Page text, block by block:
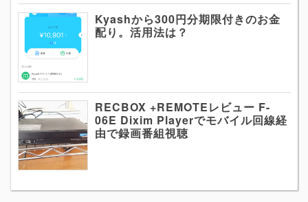
Kyashから300円分期限付きのお金
配り。活用法は？
RECBOX +REMOTEレビュー F-
06E Dixim Playerでモバイル回線経
由で録画番組視聴